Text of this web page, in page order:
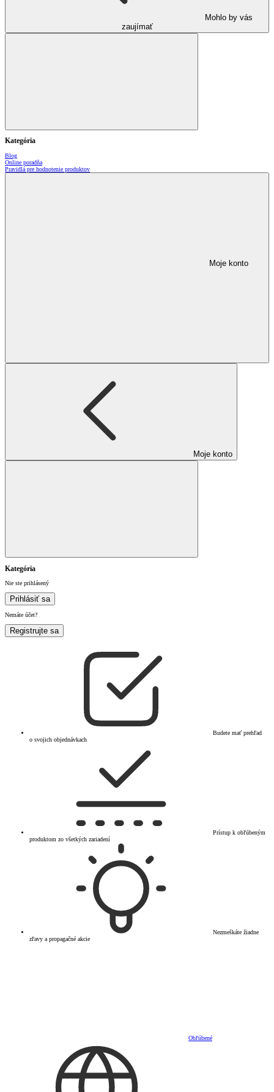
Mohlo by vás
zaujímať
Kategória
Blog
Online poradňa
Pravidlá pre hodnotenie produktov
Moje konto
Moje konto
Kategória
Nie ste prihlásený
Prihlásiť sa
Nemáte účet?
Registrujte sa
Budete mať prehľad
o svojich objednávkach
Prístup k obľúbeným
produktom zo všetkých zariadení
Nezmeškáte žiadne
zľavy a propagačné akcie
Obľúbené